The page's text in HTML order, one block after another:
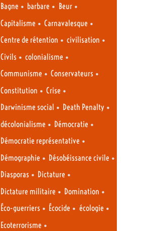
Bagne • barbare • Beur•
Capitalisme • Carnavalesque •
Centre de rétention • civilisation •
Civils • colonialisme •
Communisme • Conservateurs •
Constitution • Crise •
Darwinisme social • Death Penalty •
décolonialisme • Démocratie •
Démocratie représentative •
Démographie • Désobéissance civile •
Diasporas • Dictature •
Dictature militaire • Domination •
Éco-guerriers • Écocide • écologie •
Ecoterrorisme •